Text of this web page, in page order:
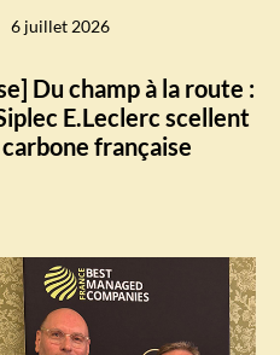
6 juillet 2026
Du champ à la route :
E.Leclerc scellent
française